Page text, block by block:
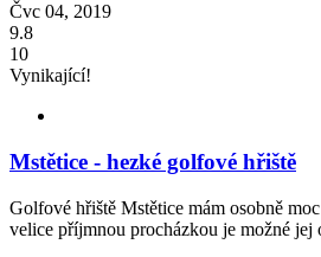
Čvc 04, 2019
9.8
10
Vynikající!
Mstětice - hezké golfové hřiště
Golfové hřiště Mstětice mám osobně
velice příjmnou procházkou je možné jej